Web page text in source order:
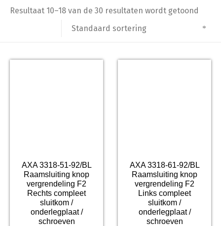
Resultaat 10–18 van de 30 resultaten wordt getoond
Standaard sortering
AXA 3318-51-92/BL
Raamsluiting knop
vergrendeling F2
Rechts compleet
sluitkom /
onderlegplaat /
schroeven
AXA 3318-61-92/BL
Raamsluiting knop
vergrendeling F2
Links compleet
sluitkom /
onderlegplaat /
schroeven